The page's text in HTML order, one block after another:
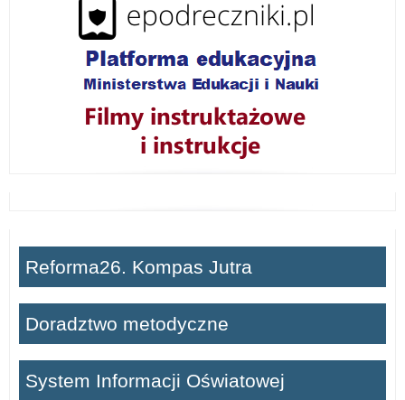
Reforma26. Kompas Jutra
Doradztwo metodyczne
System Informacji Oświatowej